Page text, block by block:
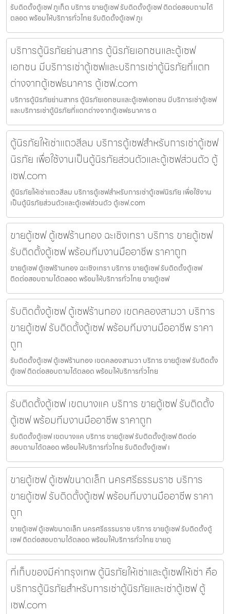
รับติดตั้งตู้เซฟ ภูเก็ต บริการ ขายตู้เซฟ รับติดตั้งตู้เซฟ ติดต่อสอบถามได้
ตลอด พร้อมให้บริการทั่วไทย รับติดตั้งตู้เซฟ ภูเ
บริการตู้นิรภัยย่านสาทร ตู้นิรภัยเอกชนและตู้เซฟ
เอกชน มีบริการเช่าตู้เซฟและบริการเช่าตู้นิรภัยที่แตก
ต่างจากตู้เซฟธนาคาร ตู้เซฟ.com
บริการตู้นิรภัยย่านสาทร ตู้นิรภัยเอกชนและตู้เซฟเอกชน มีบริการเช่าตู้เซฟ
และบริการเช่าตู้นิรภัยที่แตกต่างจากตู้เซฟธนาคาร ต
ตู้นิรภัยให้เช่าแถวสีลม บริการตู้เซฟสำหรับการเช่าตู้เซฟ
นิรภัย เพื่อใช้งานเป็นตู้นิรภัยส่วนตัวและตู้เซฟส่วนตัว ตู้
เซฟ.com
ตู้นิรภัยให้เช่าแถวสีลม บริการตู้เซฟสำหรับการเช่าตู้เซฟนิรภัย เพื่อใช้งาน
เป็นตู้นิรภัยส่วนตัวและตู้เซฟส่วนตัว ตู้เซฟ.com
ขายตู้เซฟ ตู้เซฟร้านทอง ฉะเชิงเทรา บริการ ขายตู้เซฟ
รับติดตั้งตู้เซฟ พร้อมทีมงานมืออาชีพ ราคาถูก
ขายตู้เซฟ ตู้เซฟร้านทอง ฉะเชิงเทรา บริการ ขายตู้เซฟ รับติดตั้งตู้เซฟ
ติดต่อสอบถามได้ตลอด พร้อมให้บริการทั่วไทย ขายตู้เซฟ
รับติดตั้งตู้เซฟ ตู้เซฟร้านทอง เขตคลองสามวา บริการ
ขายตู้เซฟ รับติดตั้งตู้เซฟ พร้อมทีมงานมืออาชีพ ราคา
ถูก
รับติดตั้งตู้เซฟ ตู้เซฟร้านทอง เขตคลองสามวา บริการ ขายตู้เซฟ รับติดตั้ง
ตู้เซฟ ติดต่อสอบถามได้ตลอด พร้อมให้บริการทั่วไทย
รับติดตั้งตู้เซฟ เขตบางแค บริการ ขายตู้เซฟ รับติดตั้ง
ตู้เซฟ พร้อมทีมงานมืออาชีพ ราคาถูก
รับติดตั้งตู้เซฟ เขตบางแค บริการ ขายตู้เซฟ รับติดตั้งตู้เซฟ ติดต่อ
สอบถามได้ตลอด พร้อมให้บริการทั่วไทย รับติดตั้งตู้เซฟ เ
ขายตู้เซฟ ตู้เซฟขนาดเล็ก นครศรีธรรมราช บริการ
ขายตู้เซฟ รับติดตั้งตู้เซฟ พร้อมทีมงานมืออาชีพ ราคา
ถูก
ขายตู้เซฟ ตู้เซฟขนาดเล็ก นครศรีธรรมราช บริการ ขายตู้เซฟ รับติดตั้งตู้
เซฟ ติดต่อสอบถามได้ตลอด พร้อมให้บริการทั่วไทย ขายตู
ที่เก็บของมีค่ากรุงเทพ ตู้นิรภัยให้เช่าและตู้เซฟให้เช่า คือ
บริการตู้นิรภัยสำหรับการเช่าตู้นิรภัยและเช่าตู้เซฟ ตู้
เซฟ.com